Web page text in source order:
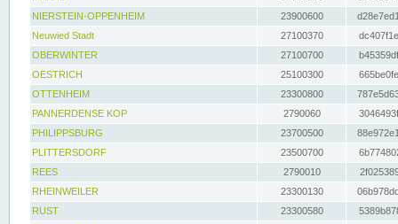
NIERSTEIN-OPPENHEIM
23900600
Neuwied Stadt
27100370
OBERWINTER
27100700
OESTRICH
25100300
OTTENHEIM
23300800
PANNERDENSE KOP
2790060
PHILIPPSBURG
23700500
PLITTERSDORF
23500700
REES
2790010
RHEINWEILER
23300130
RUST
23300580